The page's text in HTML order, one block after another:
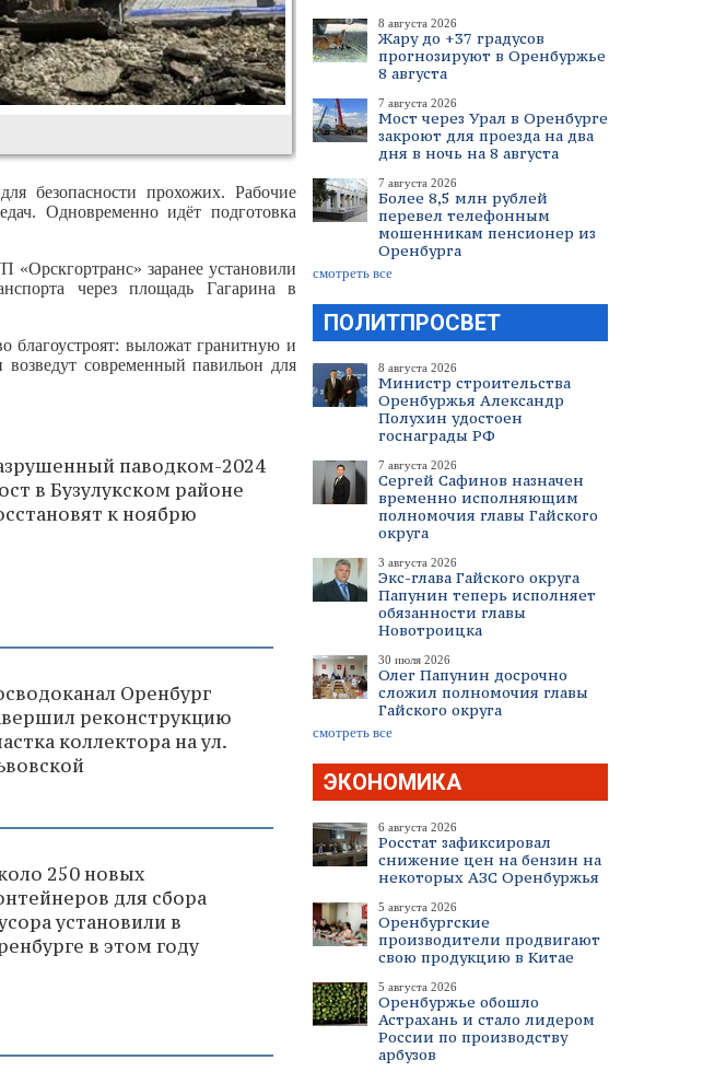
8 августа 2026
Жару до +37 градусов
прогнозируют в Оренбуржье
8 августа
7 августа 2026
Мост через Урал в Оренбурге
закроют для проезда на два
дня в ночь на 8 августа
7 августа 2026
Более 8,5 млн рублей
перевел телефонным
мошенникам пенсионер из
Оренбурга
смотреть все
ПОЛИТПРОСВЕТ
8 августа 2026
Министр строительства
Оренбуржья Александр
Полухин удостоен
госнаграды РФ
7 августа 2026
Сергей Сафинов назначен
временно исполняющим
полномочия главы Гайского
округа
3 августа 2026
Экс-глава Гайского округа
Папунин теперь исполняет
обязанности главы
Новотроицка
30 июля 2026
Олег Папунин досрочно
сложил полномочия главы
Гайского округа
смотреть все
ЭКОНОМИКА
6 августа 2026
Росстат зафиксировал
снижение цен на бензин на
некоторых АЗС Оренбуржья
5 августа 2026
Оренбургские
производители продвигают
свою продукцию в Китае
5 августа 2026
Оренбуржье обошло
Астрахань и стало лидером
России по производству
арбузов
безопасности прохожих. Рабочие
Одновременно идёт подготовка
заранее установили
через площадь Гагарина в
благоустроят: выложат гранитную и
современный павильон для
паводком-2024
в Бузулукском районе
к ноябрю
Оренбург
реконструкцию
коллектора на ул.
250 новых
для сбора
установили в
в этом году